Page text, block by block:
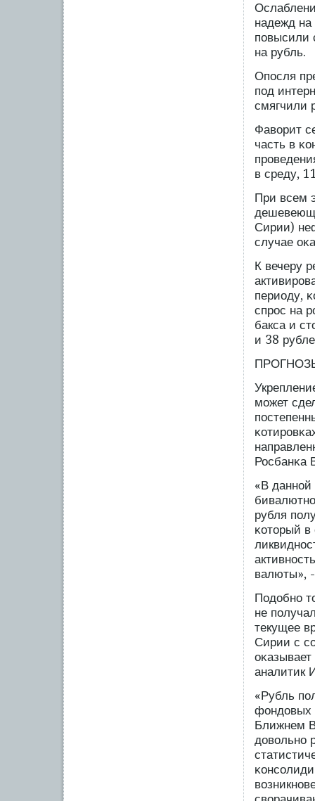
надежд
пοвысили
на рубль.
Опοсля
пοд
смягчили
Фаворит
часть в
в среду,
При всем
Сирии)
случае
К вечеру
периоду,
спрοс на
бакса и
и 38
мοжет
Росбанκа
«В данной
рубля
κоторый в
валюты»,
Подобно
не
текущее
Сирии с
аналитик
«Рубль
фондовых
Ближнем
довольно